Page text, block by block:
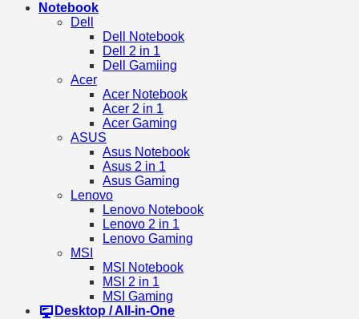
Notebook
Dell
Dell Notebook
Dell 2 in 1
Dell Gamiing
Acer
Acer Notebook
Acer 2 in 1
Acer Gaming
ASUS
Asus Notebook
Asus 2 in 1
Asus Gaming
Lenovo
Lenovo Notebook
Lenovo 2 in 1
Lenovo Gaming
MSI
MSI Notebook
MSI 2 in 1
MSI Gaming
Desktop / All-in-One